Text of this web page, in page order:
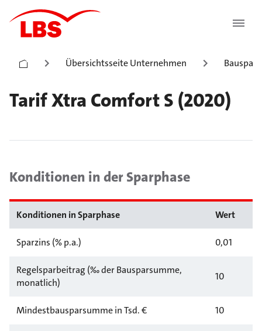
Übersichtsseite Unternehmen
Tarif Xtra Comfort S (2020)
Konditionen in der Sparphase
Konditionen in Sparphase Wert
Sparzins (% p.a.) 0,01
Regelsparbeitrag (‰ der Bausparsumme,
monatlich)
10
Mindestbausparsumme in Tsd. € 10